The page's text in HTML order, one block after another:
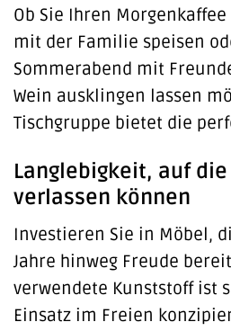
Ob Sie Ihren
mit der Familie speisen
Sommerabend mit
Wein ausklingen lassen
Tischgruppe bietet die
Langlebigkeit, auf die
verlassen können
Investieren Sie in Möbel,
Jahre hinweg Freude
verwendete Kunststoff ist
Einsatz im Freien